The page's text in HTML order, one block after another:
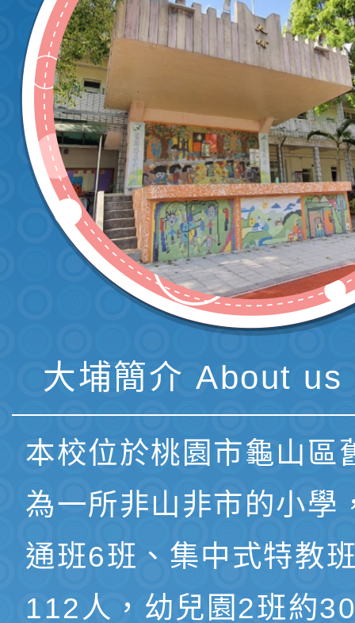
大埔簡介 About us
本校位於桃園市龜山區
為一所非山非市的小學
通班6班、集中式特教
112人，幼兒園2班約